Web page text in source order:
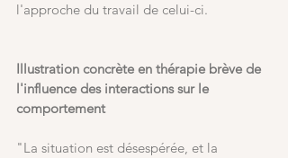
l'approche du travail de celui-ci.
Illustration concrète en thérapie brève de
l'influence des interactions sur le
comportement
"La situation est désespérée, et la